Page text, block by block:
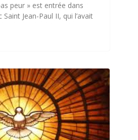
peur » est entrée dans
Saint Jean-Paul II, qui l’avait